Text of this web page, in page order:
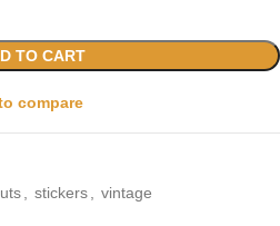
TO CART
compare
, stickers, vintage